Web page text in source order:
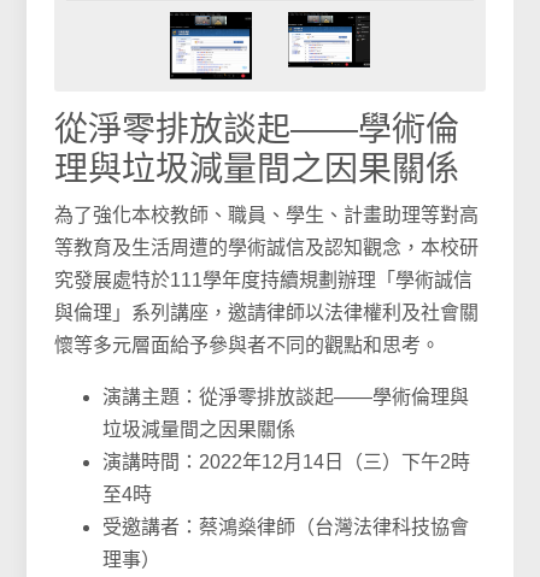
從淨零排放談起——學術倫
理與垃圾減量間之因果關係
為了強化本校教師、職員、學生、計畫助理等對高
等教育及生活周遭的學術誠信及認知觀念，本校研
究發展處特於111學年度持續規劃辦理「學術誠信
與倫理」系列講座，邀請律師以法律權利及社會關
懷等多元層面給予參與者不同的觀點和思考。
演講主題：從淨零排放談起——學術倫理與
垃圾減量間之因果關係
演講時間：2022年12月14日（三）下午2時
至4時
受邀講者：蔡鴻燊律師（台灣法律科技協會
理事）